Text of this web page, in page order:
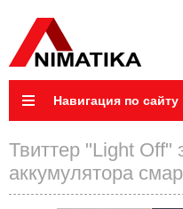
Навигация по сайту
Твиттер "Light Off"
аккумулятора